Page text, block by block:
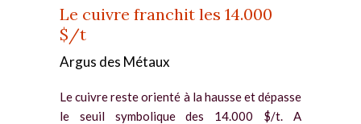
Le cuivre franchit les 14.000
$/t
Argus des Métaux
Le cuivre reste orienté à la hausse et dépasse
le seuil symbolique des 14.000 $/t. A